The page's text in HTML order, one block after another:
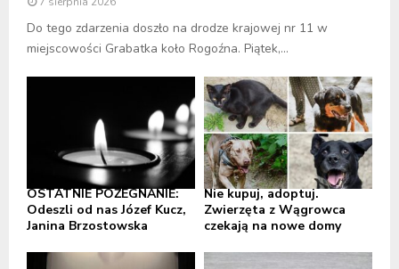
Do tego zdarzenia doszło na drodze krajowej nr 11 w
miejscowości Grabatka koło Rogoźna. Piątek,...
OSTATNIE POŻEGNANIE:
Odeszli od nas Józef Kucz,
Janina Brzostowska
Nie kupuj, adoptuj.
Zwierzęta z Wągrowca
czekają na nowe domy